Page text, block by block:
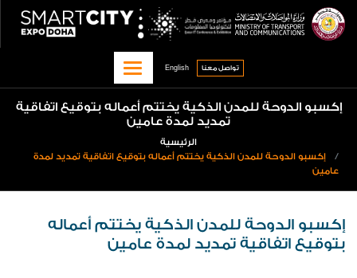
تجاوز
إلى
المحتوى
الرئيسي
qitcom home page
تواصل معنا‎ English
إكسبو الدوحة للمدن الذكية يختتم أعماله بتوقيع اتفاقية
تمديد لمدة عامين
الرئيسية
إكسبو الدوحة للمدن الذكية يختتم أعماله بتوقيع اتفاقية تمديد لمدة
عامين
إكسبو الدوحة للمدن الذكية يختتم أعماله
بتوقيع اتفاقية تمديد لمدة عامين